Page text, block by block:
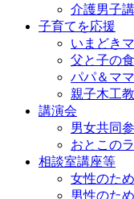
介護男子
子育てを応援
いまどき
父と子の
パパ＆マ
親子木工
講演会
男女共同
おとこの
相談室講座等
女性のた
男性のた